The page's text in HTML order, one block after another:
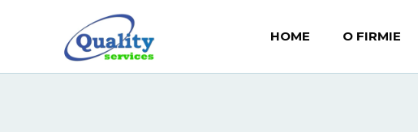
HOME O FIRMIE